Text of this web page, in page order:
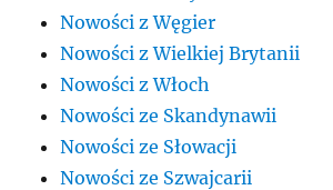
Nowości z Węgier
Nowości z Wielkiej Brytanii
Nowości z Włoch
Nowości ze Skandynawii
Nowości ze Słowacji
Nowości ze Szwajcarii